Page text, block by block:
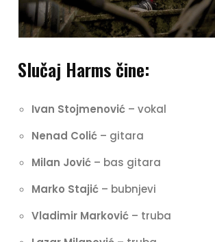
Slučaj Harms čine:
Ivan Stojmenović – vokal
Nenad Colić – gitara
Milan Jović – bas gitara
Marko Stajić – bubnjevi
Vladimir Marković – truba